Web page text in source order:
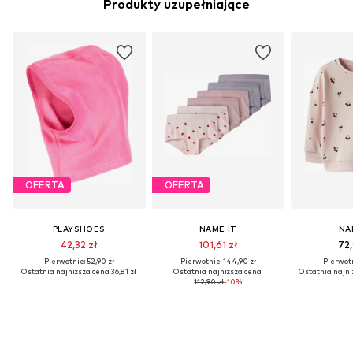
Produkty uzupełniające
OFERTA
PLAYSHOES
42,32 zł
Pierwotnie: 52,90 zł
Ostatnia najniższa cena:36,81 zł
OFERTA
NAME IT
101,61 zł
Pierwotnie: 144,90 zł
Ostatnia najniższa cena:
112,90 zł-10%
Ostatnia